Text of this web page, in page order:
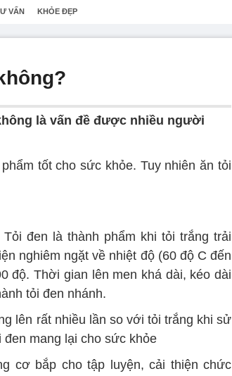
VẤN KHỎE ĐẸP
là vấn đề được nhiều người
tốt cho sức khỏe. Tuy nhiên ăn tỏi
đen là thành phẩm khi tỏi trắng trải
nghiêm ngặt về nhiệt độ (60 độ C đến
độ. Thời gian lên men khá dài, kéo dài
tỏi đen nhánh.
lên rất nhiều lần so với tỏi trắng khi sử
mang lại cho sức khỏe
cơ bắp cho tập luyện, cải thiện chức